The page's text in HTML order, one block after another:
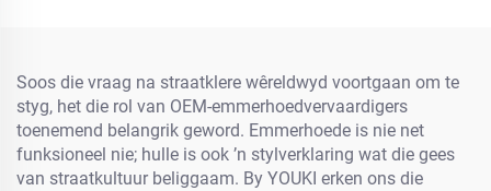
Soos die vraag na straatklere wêreldwyd voortgaan om te
styg, het die rol van OEM-emmerhoedvervaardigers
toenemend belangrik geword. Emmerhoede is nie net
funksioneel nie; hulle is ook ’n stylverklaring wat die gees
van straatkultuur beliggaam. By YOUKI erken ons die